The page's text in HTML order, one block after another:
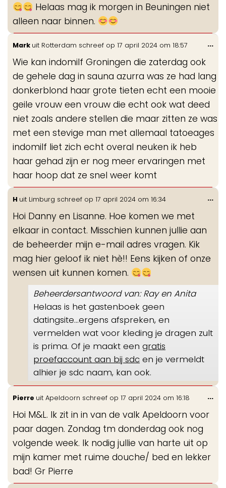
Helaas mag ik morgen in Beuningen niet
alleen naar binnen.
Mark uit Rotterdam schreef op 17 april 2024 om 18:57
Wie kan indomilf Groningen die zaterdag ook
de gehele dag in sauna azurra was ze had lang
donkerblond haar grote tieten echt een mooie
geile vrouw een vrouw die echt ook wat deed
niet zoals andere stellen die maar zitten ze was
met een stevige man met allemaal tatoeages
indomilf liet zich echt overal neuken ik heb
haar gehad zijn er nog meer ervaringen met
haar hoop dat ze snel weer komt
...
H uit Limburg schreef op 17 april 2024 om 16:34
Hoi Danny en Lisanne. Hoe komen we met
elkaar in contact. Misschien kunnen jullie aan
de beheerder mijn e-mail adres vragen. Kik
mag hier geloof ik niet hè!! Eens kijken of onze
wensen uit kunnen komen.
Beheerdersantwoord van: Ray en Anita
Helaas is het gastenboek geen
datingsite...ergens afspreken, en
vermelden wat voor kleding je dragen zult
is prima. Of je maakt een gratis
proefaccount aan bij sdc en je vermeldt
alhier je sdc naam, kan ook.
...
Pierre uit Apeldoorn schreef op 17 april 2024 om 16:18
Hoi M&L. Ik zit in in van de valk Apeldoorn voor
paar dagen. Zondag tm donderdag ook nog
volgende week. Ik nodig jullie van harte uit op
mijn kamer met ruime douche/ bed en lekker
bad! Gr Pierre
...